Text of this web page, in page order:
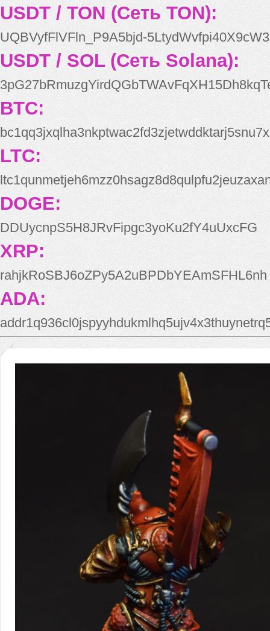
USDT / TON (Сеть TON):
UQBVyfFlVFln_P9A5bjd-
USDT / SOL (Сеть Solana):
BTC:
bc1qq3jxqlha3nkptwac2fd3zjetwddktarj5snu7x
LTC:
DOGE:
DDUycnpS5H8JRvFipgc3yoKu2fY4uUxcFG
XRP:
rahjkRoSBJ6oZPy5A2uBPDbYEAmSFHL6nh
ADA: